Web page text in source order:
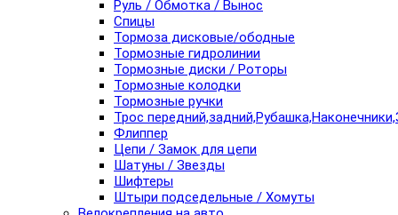
Руль / Обмотка / Вынос
Спицы
Тормоза дисковые/ободные
Тормозные гидролинии
Тормозные диски / Роторы
Тормозные колодки
Тормозные ручки
Трос
Флиппер
Цепи / Замок для цепи
Шатуны / Звезды
Шифтеры
Штыри подседельные / Хомуты